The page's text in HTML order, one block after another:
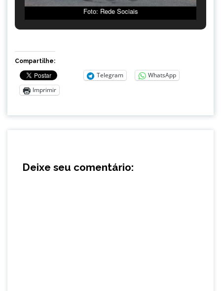
Foto: Rede Sociais
Compartilhe:
Telegram
WhatsApp
Imprimir
Deixe seu comentário: